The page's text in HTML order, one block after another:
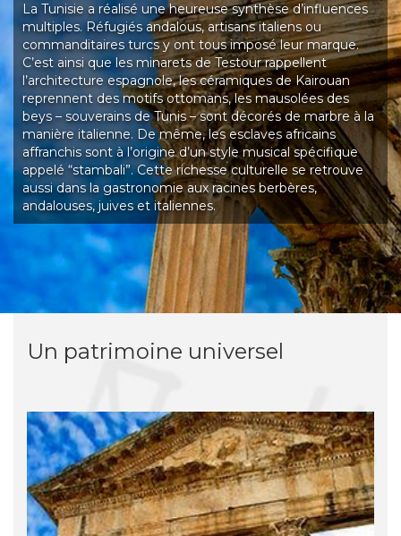
La Tunisie a réalisé une heureuse synthèse d’influences
multiples. Réfugiés andalous, artisans italiens ou
commanditaires turcs y ont tous imposé leur marque.
C’est ainsi que les minarets de Testour rappellent
l’architecture espagnole, les céramiques de Kairouan
reprennent des motifs ottomans, les mausolées des
beys – souverains de Tunis – sont décorés de marbre à la
manière italienne. De même, les esclaves africains
affranchis sont à l’origine d’un style musical spécifique
appelé “stambali”.Cette richesse culturelle se retrouve
aussi dans la gastronomie auxracines berbères,
andalouses, juives et italiennes.
Un patrimoine universel